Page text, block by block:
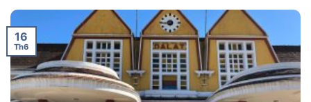
16
Th6